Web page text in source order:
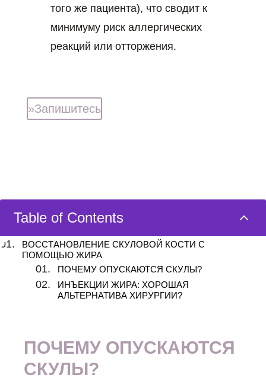
того же пациента), что сводит к
минимуму риск аллергических
реакций или отторжения.
»Запишитесь
Table of Contents 2
ВОССТАНОВЛЕНИЕ СКУЛОВОЙ КОСТИ С
ПОМОЩЬЮ ЖИРА
ПОЧЕМУ ОПУСКАЮТСЯ СКУЛЫ?
ИНЪЕКЦИИ ЖИРА: ХОРОШАЯ
АЛЬТЕРНАТИВА ХИРУРГИИ?
ПОЧЕМУ ОПУСКАЮТСЯ
СКУЛЫ?